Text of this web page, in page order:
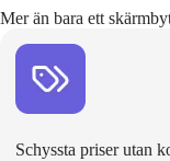
Mer än bara ett
Schyssta priser utan